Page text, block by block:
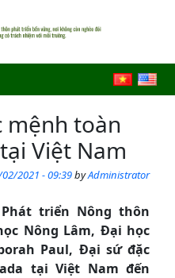
mệnh toàn
Việt Nam
02/2021 - 09:39byAdministrator
triển Nông thôn
Nông Lâm, Đại học
Paul, Đại sứ đặc
tại Việt Nam đến